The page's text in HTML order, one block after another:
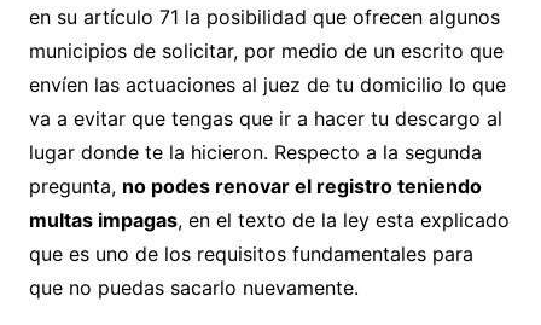
en su artículo 71 la posibilidad que ofrecen algunos
municipios de solicitar, por medio de un escrito que
envíen las actuaciones al juez de tu domicilio lo que
va a evitar que tengas que ir a hacer tu descargo al
lugar donde te la hicieron. Respecto a la segunda
pregunta, no podes renovar el registro teniendo
multas impagas, en el texto de la ley esta explicado
que es uno de los requisitos fundamentales para
que no puedas sacarlo nuevamente.